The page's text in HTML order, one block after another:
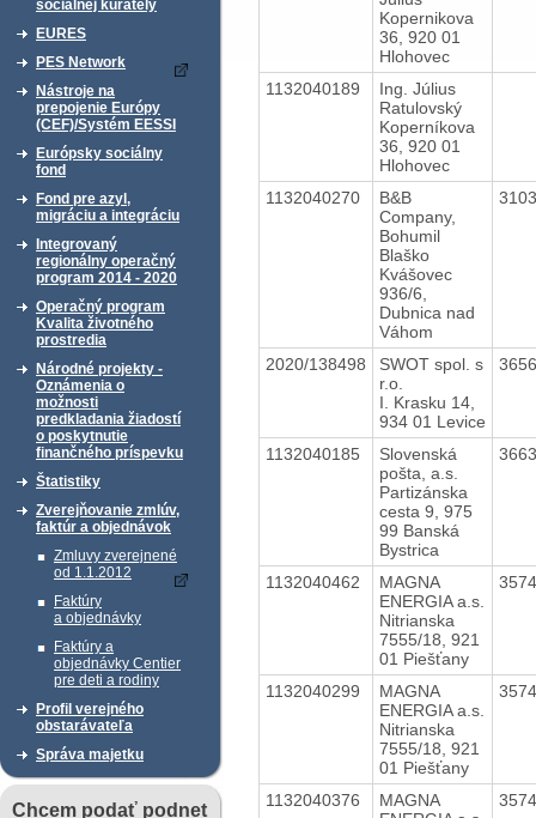
sociálnej kurately
EURES
PES Network
Nástroje na
prepojenie Európy
(CEF)/Systém EESSI
Európsky sociálny
fond
Fond pre azyl,
migráciu a integráciu
Integrovaný
regionálny operačný
program 2014 - 2020
Operačný program
Kvalita životného
prostredia
Národné projekty -
Oznámenia o
možnosti
predkladania žiadostí
o poskytnutie
finančného príspevku
Štatistiky
Zverejňovanie zmlúv,
faktúr a objednávok
Zmluvy zverejnené
od 1.1.2012
Faktúry
a objednávky
Faktúry a
objednávky Centier
pre deti a rodiny
Profil verejného
obstarávateľa
Správa majetku
Chcem podať podnet
Kopernikova
36, 920 01
Hlohovec
1132040189
Ing. Július
Ratulovský
Koperníkova
36, 920 01
Hlohovec
1132040270
B&B
Company,
Bohumil
Blaško
Kvášovec
936/6,
Dubnica nad
Váhom
2020/138498
SWOT spol. s
r.o.
I. Krasku 14,
934 01 Levice
1132040185
Slovenská
pošta, a.s.
Partizánska
cesta 9, 975
99 Banská
Bystrica
1132040462
MAGNA
ENERGIA a.s.
Nitrianska
7555/18, 921
01 Piešťany
1132040299
MAGNA
ENERGIA a.s.
Nitrianska
7555/18, 921
01 Piešťany
1132040376
MAGNA